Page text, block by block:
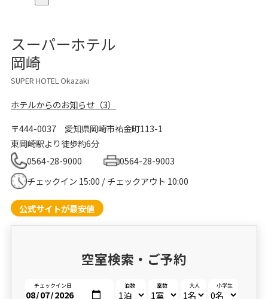
スーパーホテル
岡崎
SUPER HOTEL Okazaki
ホテルからのお知らせ（3）
〒444-0037
愛知県岡崎市祐金町113-1
東岡崎駅より徒歩約6分
0564-28-9000
0564-28-9003
チェックイン 15:00 / チェックアウト 10:00
公式サイトが最安値
空室検索・ご予約
チェックイン日 泊数 室数 大人 小学生